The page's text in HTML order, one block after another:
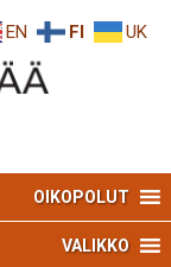
OIKOPOLUT
VALIKKO
EN FI UK